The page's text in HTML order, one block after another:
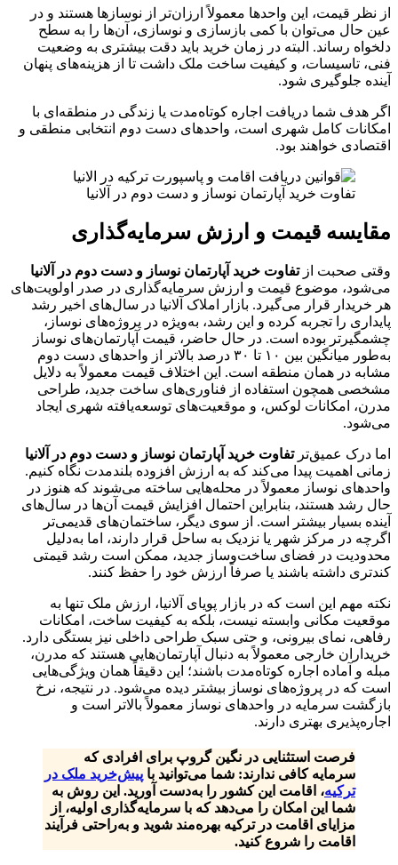
از نظر قیمت، این واحدها معمولاً ارزان‌تر از نوسازها هستند و در
عین حال می‌توان با کمی بازسازی و نوسازی، آن‌ها را به سطح
دلخواه رساند. البته در زمان خرید باید دقت بیشتری به وضعیت
فنی، تاسیسات، و کیفیت ساخت ملک داشت تا از هزینه‌های پنهان
آینده جلوگیری شود.
اگر هدف شما دریافت اجاره کوتاه‌مدت یا زندگی در منطقه‌ای با
امکانات کامل شهری است، واحدهای دست‌ دوم انتخابی منطقی و
اقتصادی خواهند بود.
تفاوت خرید آپارتمان نوساز و دست‌ دوم در آلانیا
مقایسه قیمت و ارزش سرمایه‌گذاری
وقتی صحبت ازتفاوت خرید آپارتمان نوساز و دست‌ دوم در آلانیا
می‌شود، موضوع قیمت و ارزش سرمایه‌گذاری در صدر اولویت‌های
هر خریدار قرار می‌گیرد. بازار املاک آلانیا در سال‌های اخیر رشد
پایداری را تجربه کرده و این رشد، به‌ویژه در پروژه‌های نوساز،
چشمگیرتر بوده است. در حال حاضر، قیمت آپارتمان‌های نوساز
به‌طور میانگین بین ۱۰ تا ۳۰ درصد بالاتر از واحدهای دست‌ دوم
مشابه در همان منطقه است. این اختلاف قیمت معمولاً به دلایل
مشخصی همچون استفاده از فناوری‌های ساخت جدید، طراحی
مدرن، امکانات لوکس، و موقعیت‌های توسعه‌یافته شهری ایجاد
می‌شود.
اما درک عمیق‌ترتفاوت خرید آپارتمان نوساز و دست‌ دوم در آلانیا
زمانی اهمیت پیدا می‌کند که به ارزش افزوده بلندمدت نگاه کنیم.
واحدهای نوساز معمولاً در محله‌هایی ساخته می‌شوند که هنوز در
حال رشد هستند، بنابراین احتمال افزایش قیمت آن‌ها در سال‌های
آینده بسیار بیشتر است. از سوی دیگر، ساختمان‌های قدیمی‌تر
اگرچه در مرکز شهر یا نزدیک به ساحل قرار دارند، اما به‌دلیل
محدودیت در فضای ساخت‌وساز جدید، ممکن است رشد قیمتی
کندتری داشته باشند یا صرفاً ارزش خود را حفظ کنند.
نکته مهم این است که در بازار پویای آلانیا، ارزش ملک تنها به
موقعیت مکانی وابسته نیست، بلکه به کیفیت ساخت، امکانات
رفاهی، نمای بیرونی، و حتی سبک طراحی داخلی نیز بستگی دارد.
خریداران خارجی معمولاً به دنبال آپارتمان‌هایی هستند که مدرن،
مبله و آماده اجاره کوتاه‌مدت باشند؛ این دقیقاً همان ویژگی‌هایی
است که در پروژه‌های نوساز بیشتر دیده می‌شود. در نتیجه، نرخ
بازگشت سرمایه در واحدهای نوساز معمولاً بالاتر است و
اجاره‌پذیری بهتری دارند.
فرصت استثنایی در نگین گروپ برای افرادی که
سرمایه کافی ندارند: شما می‌توانید با پیش‌خرید ملک در
ترکیه، اقامت این کشور را به‌دست آورید. این روش به
شما این امکان را می‌دهد که با سرمایه‌گذاری اولیه، از
مزایای اقامت در ترکیه بهره‌مند شوید و به‌راحتی فرآیند
اقامت را شروع کنید.